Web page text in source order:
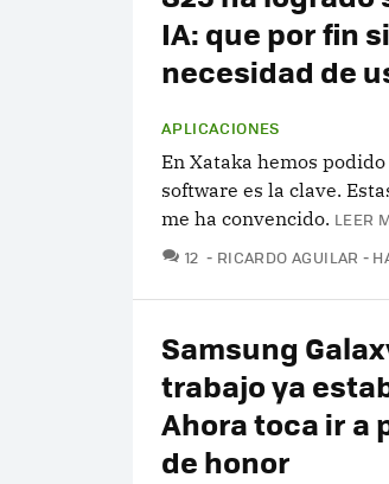
IA: que por fin
necesidad de
APLICACIONES
En Xataka hemos
software es la clave.
me ha convencido. LEER
12 COMENTARIOS
RICARDO AGUILAR
Samsung
trabajo ya
Ahora toca ir a
de honor